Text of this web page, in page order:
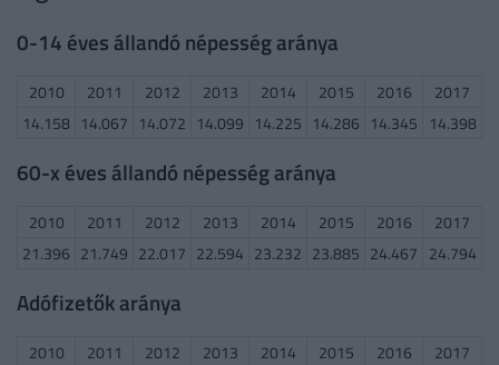
0-14 éves állandó népesség aránya
2010 2011 2012 2013 2014 2015 2016
2017
14.158 14.067 14.072 14.099 14.225 14.286 14.345 14.398
60-x éves állandó népesség aránya
2010 2011 2012 2013 2014 2015 2016
2017
21.396 21.749 22.017 22.594 23.232 23.885 24.467 24.794
Adófizetők aránya
2010 2011 2012 2013 2014 2015 2016
2017